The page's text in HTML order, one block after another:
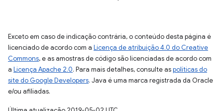
Exceto em caso de indicação contrária, o conteúdo desta página é
licenciado de acordo com a Licença de atribuição 4.0 do Creative
Commons, e as amostras de código são licenciadas de acordo com
a Licença Apache 2.0. Para mais detalhes, consulte aspolíticas do
site do Google Developers. Java é uma marca registrada da Oracle
e/ou afiliadas.